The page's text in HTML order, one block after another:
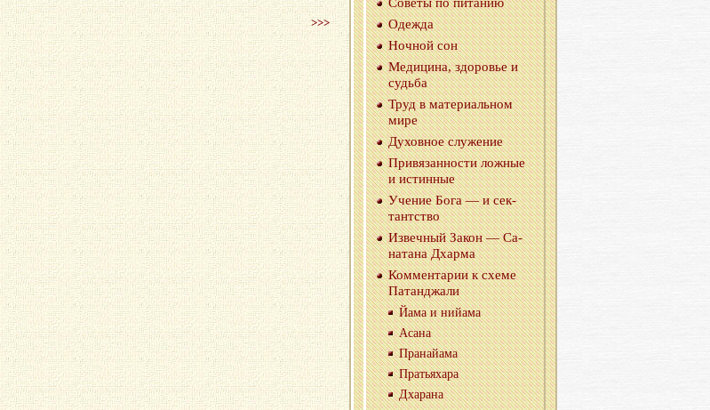
>>>
Одеж­да
Ноч­ной сон
Ме­ди­ци­на, здо­ро­вье и
судь­ба
Труд в ма­те­ри­аль­ном
мире
Ду­хов­ное слу­же­ние
При­вя­зан­но­сти лож­ные
и ис­тин­ные
Уче­ние Бога — и сек­
тант­ство
Из­веч­ный Закон — Са­
на­та­на Дхар­ма
Ком­мен­та­рии к схеме
Па­тан­джа­ли
Йама и нийа­ма
Асана
Пра­найа­ма
Пра­тья­ха­ра
Дха­ра­на